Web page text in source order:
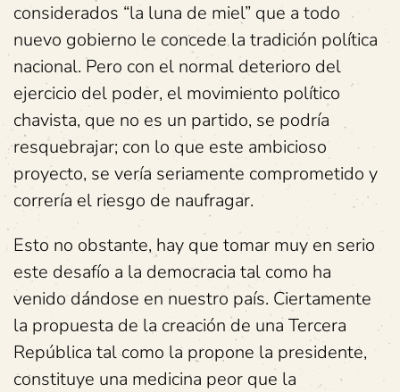
considerados “la luna de miel” que a todo
nuevo gobierno le concede la tradición política
nacional. Pero con el normal deterioro del
ejercicio del poder, el movimiento político
chavista, que no es un partido, se podría
resquebrajar; con lo que este ambicioso
proyecto, se vería seriamente comprometido y
correría el riesgo de naufragar.
Esto no obstante, hay que tomar muy en serio
este desafío a la democracia tal como ha
venido dándose en nuestro país. Ciertamente
la propuesta de la creación de una Tercera
República tal como la propone la presidente,
constituye una medicina peor que la